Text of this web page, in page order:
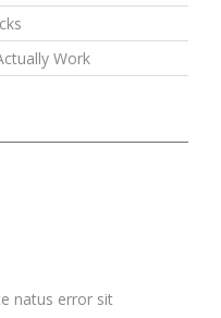
Work
natus error sit